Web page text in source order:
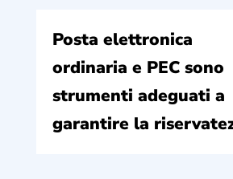
Posta elettronica
ordinaria e PEC sono
strumenti adeguati a
garantire la